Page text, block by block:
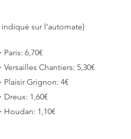
sur l’automate)
6,70€
Chantiers: 5,30€
Plaisir Grignon: 4€
Dreux: 1,60€
Houdan: 1,10€